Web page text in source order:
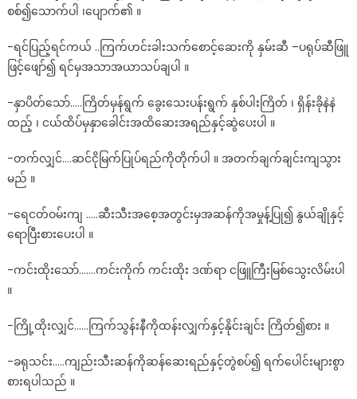
စစ်၍သောက်ပါ ၊ပျောက်၏ ။
-ရင်ပြည့်ရင်ကယ် ..ကြက်ဟင်းခါးသက်စောင့်ဆေးကို နှမ်းဆီ –ပရုပ်ဆီဖြူ
ဖြင့်ဖျော်၍ ရင်မှအသာအယာသပ်ချပါ ။
-နှာပိတ်သော်…..ကြိတ်မှန်ရွက် ခွေးသေးပန်းရွက် နှစ်ပါးကြိတ် ၊ ရှိန်းခိုနဲနဲ
ထည့် ၊ ငယ်ထိပ်မှနှာခေါင်းအထိဆေးအရည်နှင့်ဆွဲပေးပါ ။
-တက်လျှင်….ဆင်ငိုမြက်ပြုပ်ရည်ကိုတိုက်ပါ ။ အတက်ချက်ချင်းကျသွား
မည် ။
-ရေငတ်ဝမ်းကျ …..ဆီးသီးအစေ့အတွင်းမှအဆန်ကိုအမှုန့်ပြု၍ နွယ်ချိုနှင့်
ရောပြီးစားပေးပါ ။
-ကင်းထိုးသော်…….ကင်းကိုက် ကင်းထိုး ဒဏ်ရာ ငဖြူကြီးမြစ်သွေးလိမ်းပါ
။
-ကြို့ထိုးလျှင်……ကြက်သွန်းနီကိုထန်းလျှက်နှင့်နိုင်းချင်း ကြိတ်၍စား ။
-ခရုသင်း…..ကျည်းသီးဆန်ကိုဆန်ဆေးရည်နှင့်တွဲစပ်၍ ရက်ပေါင်းများစွာ
စားရပါသည် ။